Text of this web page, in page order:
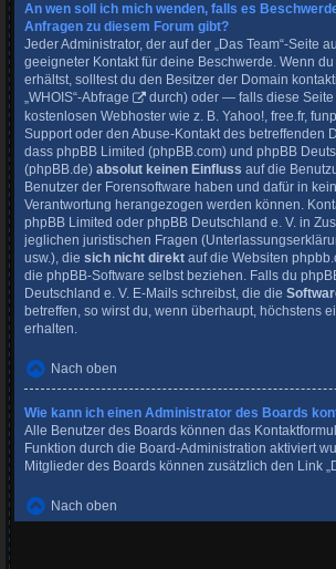
An wen soll ich mich wenden, falls es
Anfragen zu diesem Forum gibt?
Jeder Administrator, der auf der „Das Team“-Seite
geeigneter Kontakt für deine Beschwerde. Wenn
erhältst, solltest du den Besitzer der Domain
„WHOIS“-Abfrage
durch) oder — falls diese
kostenlosen Webhoster wie z. B. Yahoo!, free.fr,
Support oder den Abuse-Kontakt des betreffenden
dass phpBB Limited (phpBB.com) und phpBB
(phpBB.de) absolut keinen Einfluss auf die
Benutzer der Forensoftware haben und dafür in
Verantwortung herangezogen werden können.
phpBB Limited oder phpBB Deutschland e. V. in
jeglichen juristischen Fragen
usw.), die sich nicht direkt auf die Websiten
die phpBB-Software selbst beziehen. Falls du
Deutschland e. V. E-Mails schreibst, die die
betreffen, so wirst du, wenn überhaupt, höchstens
erhalten.
Nach oben
Wie kann ich einen Administrator des Boards
Alle Benutzer des Boards können das
Funktion durch die Board-Administration aktiviert
Mitglieder des Boards können zusätzlich den Link
Nach oben